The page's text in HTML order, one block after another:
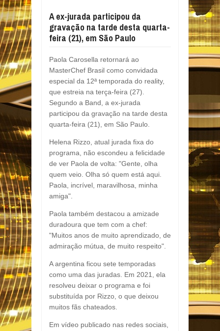
A ex-jurada participou da
gravação na tarde desta quarta-
feira (21), em São Paulo
Paola Carosella retornará ao
MasterChef Brasil como convidada
especial da 12ª temporada do reality,
que estreia na terça-feira (27).
Segundo a Band, a ex-jurada
participou da gravação na tarde desta
quarta-feira (21), em São Paulo.
Helena Rizzo, atual jurada fixa do
programa, não escondeu a felicidade
de ver Paola de volta: "Gente, olha
quem veio. Olha só quem está aqui.
Paola, incrível, maravilhosa, minha
amiga".
Paola também destacou a amizade
duradoura que tem com a chef:
"Muitos anos de muito aprendizado, de
admiração mútua, de muito respeito".
A argentina ficou sete temporadas
como uma das juradas. Em 2021, ela
resolveu deixar o programa e foi
substituída por Rizzo, o que deixou
muitos fãs chateados.
Em vídeo publicado nas redes sociais,